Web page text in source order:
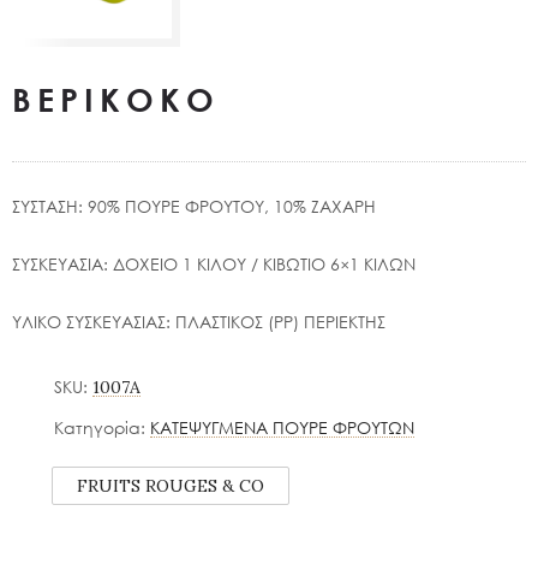
ΒΕΡΙΚΟΚΟ
ΣΥΣΤΑΣΗ: 90% ΠΟΥΡΕ ΦΡΟΥΤΟΥ, 10% ΖΑΧΑΡΗ
ΣΥΣΚΕΥΑΣΙΑ: ΔΟΧΕΙΟ 1 ΚΙΛΟΥ / ΚΙΒΩΤΙΟ 6×1 ΚΙΛΩΝ
ΥΛΙΚΟ ΣΥΣΚΕΥΑΣΙΑΣ: ΠΛΑΣΤΙΚΟΣ (PP) ΠΕΡΙΕΚΤΗΣ
SKU: 1007A
Κατηγορία: ΚΑΤΕΨΥΓΜΕΝΑ ΠΟΥΡΕ ΦΡΟΥΤΩΝ
FRUITS ROUGES & CO